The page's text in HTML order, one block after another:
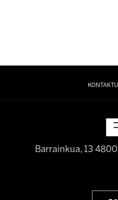
Barrainkua, 13